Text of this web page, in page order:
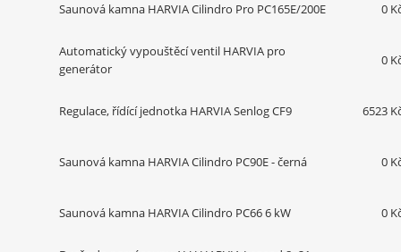
Saunová kamna HARVIA Cilindro Pro PC165E/200E 0
Automatický vypouštěcí ventil HARVIA pro
generátor
0
Regulace, řídící jednotka HARVIA Senlog CF9 6523
Saunová kamna HARVIA Cilindro PC90E - černá 0
Saunová kamna HARVIA Cilindro PC66 6 kW 0